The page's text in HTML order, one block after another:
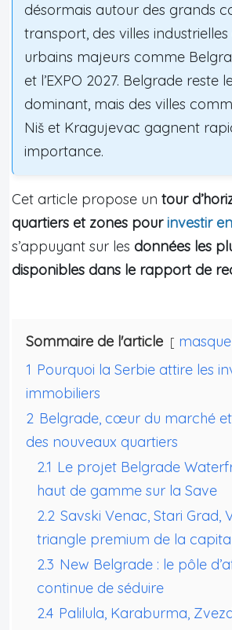
désormais autour des grands
transport, des villes
urbains majeurs comme
et l’EXPO 2027. Belgrade reste
dominant, mais des villes
Niš et Kragujevac gagnent
importance.
Cet article propose un tour
quartiers et zones pourinvestir
s’appuyant sur les données les
disponibles dans le rapport de
Sommaire de l'article
1 Pourquoi la Serbie attire les
immobiliers
2 Belgrade, cœur du marché
des nouveaux quartiers
2.1 Le projet Belgrade
haut de gamme sur la Save
2.2 Savski Venac, Stari Grad,
triangle premium de la
2.3 New Belgrade : le pôle
continue de séduire
2.4 Palilula, Karaburma,